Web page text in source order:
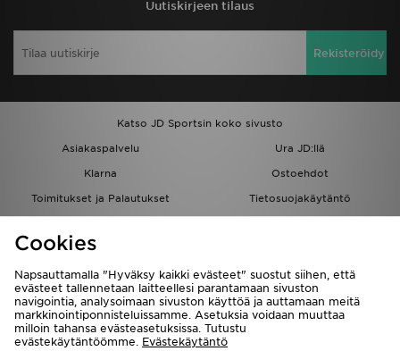
Uutiskirjeen tilaus
Rekisteröidy
Katso JD Sportsin koko sivusto
Asiakaspalvelu
Ura JD:llä
Klarna
Ostoehdot
Toimitukset ja Palautukset
Tietosuojakäytäntö
Löydä myymälä
Kumppanuusohjelma
JD Blog
Cookies
Napsauttamalla "Hyväksy kaikki evästeet" suostut siihen, että
evästeet tallennetaan laitteellesi parantamaan sivuston
navigointia, analysoimaan sivuston käyttöä ja auttamaan meitä
markkinointiponnisteluissamme. Asetuksia voidaan muuttaa
milloin tahansa evästeasetuksissa. Tutustu
evästekäytäntöömme. Evästekäytäntö